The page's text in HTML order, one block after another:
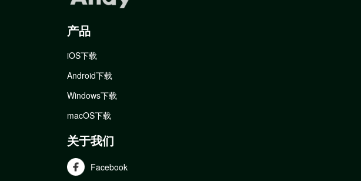
产品
iOS下载
Android下载
Windows下载
macOS下载
关于我们
Facebook